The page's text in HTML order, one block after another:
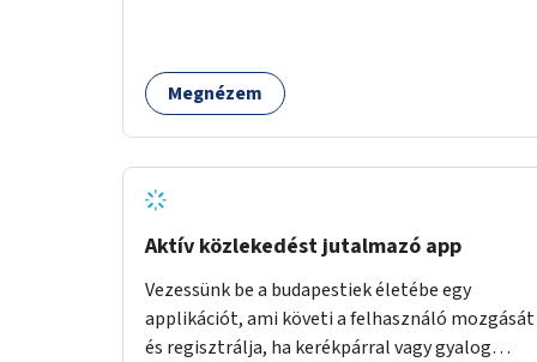
Megnézem
Aktív közlekedést jutalmazó app
Vezessünk be a budapestiek életébe egy
applikációt, ami követi a felhasználó mozgását
és regisztrálja, ha kerékpárral vagy gyalog